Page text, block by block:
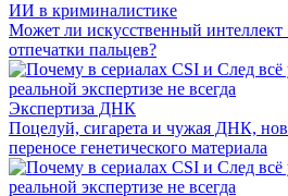
ИИ в криминалистике
Может ли искусственный интеллект
отпечатки пальцев?
Экспертиза ДНК
Поцелуй, сигарета и чужая ДНК,
переносе генетического материала